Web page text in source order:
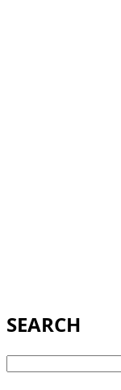
SEARCH
検